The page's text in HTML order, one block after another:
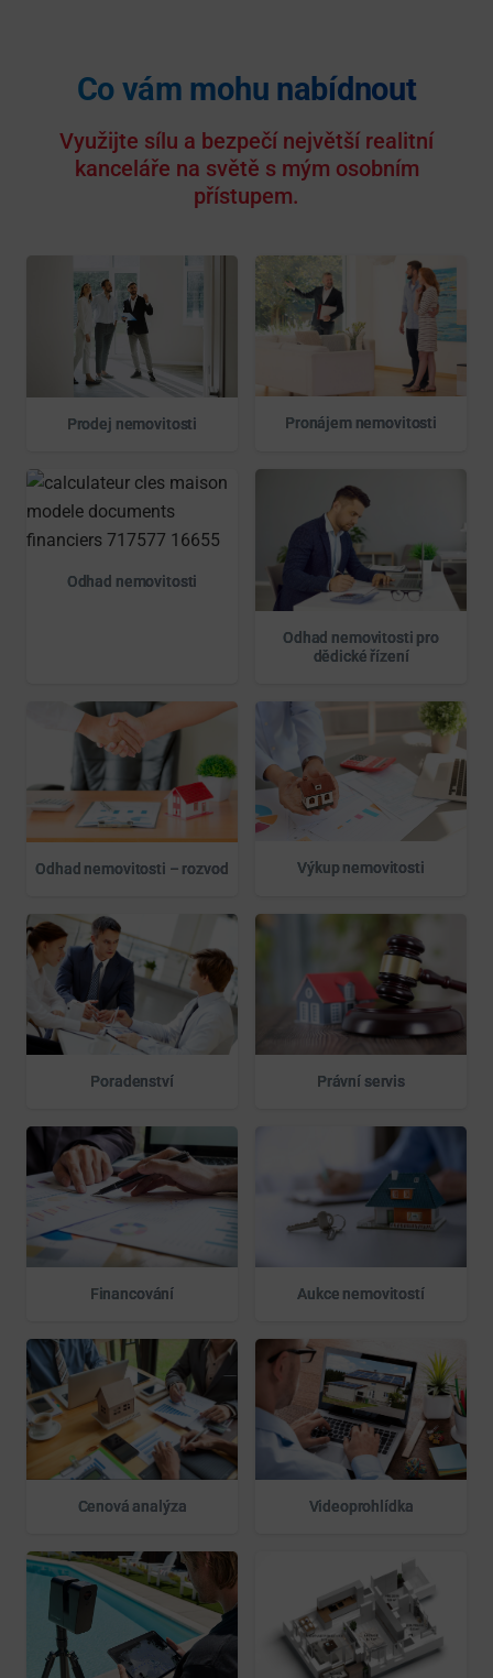
Co vám mohu nabídnout
Využijte sílu a bezpečí největší realitní
kanceláře na světě s mým osobním
přístupem.
Prodej nemovitosti Pronájem nemovitosti
Odhad nemovitosti
Odhad nemovitosti pro
dědické řízení
Odhad nemovitosti – rozvod Výkup nemovitosti
Poradenství Právní servis
Financování Aukce nemovitostí
Cenová analýza Videoprohlídka